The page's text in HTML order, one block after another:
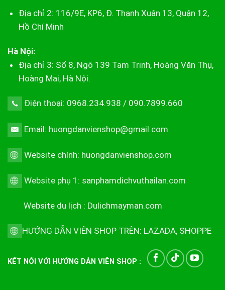
Địa chỉ 2: 116/9E, KP6, Đ. Thạnh Xuân 13, Quận 12,
Hồ Chí Minh
Hà Nội:
Địa chỉ 3: Số 8, Ngõ 139 Tam Trinh, Hoàng Văn Thụ,
Hoàng Mai, Hà Nội.
Điện thoại: 0968.234.938 / 090.7899.660
Email: huongdanvienshop@gmail.com
Website chính: huongdanvienshop.com
Website phụ 1: sanphamdichvuthailan.com
Website du lịch : Dulichmayman.com
HƯỚNG DẪN VIÊN SHOP TRÊN: LAZADA, SHOPPE
KẾT NỐI VỚI HƯỚNG DẪN VIÊN SHOP :